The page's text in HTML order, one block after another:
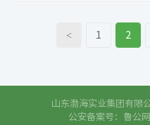
< 1 2
山东渤海实业集团有限
公安备案号：鲁公